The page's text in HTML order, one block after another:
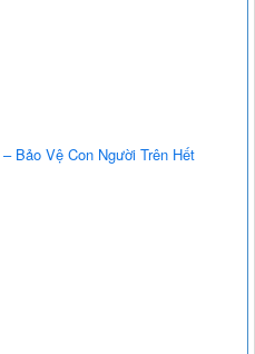
Bảo Vệ Con Người Trên Hết